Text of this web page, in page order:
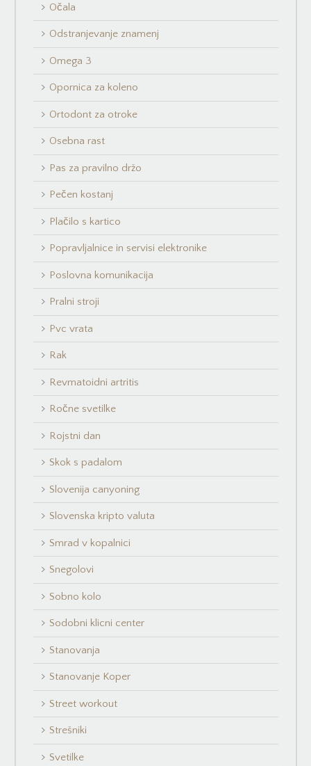
Očala
Odstranjevanje znamenj
Omega 3
Opornica za koleno
Ortodont za otroke
Osebna rast
Pas za pravilno držo
Pečen kostanj
Plačilo s kartico
Popravljalnice in servisi elektronike
Poslovna komunikacija
Pralni stroji
Pvc vrata
Rak
Revmatoidni artritis
Ročne svetilke
Rojstni dan
Skok s padalom
Slovenija canyoning
Slovenska kripto valuta
Smrad v kopalnici
Snegolovi
Sobno kolo
Sodobni klicni center
Stanovanja
Stanovanje Koper
Street workout
Strešniki
Svetilke